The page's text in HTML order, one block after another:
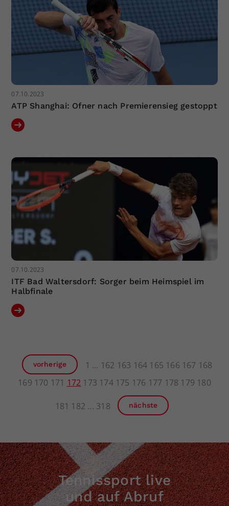
07.10.2023
ATP Shanghai: Ofner nach Premierensieg gestoppt
07.10.2023
ITF Bad Waltersdorf: Sorger beim Heimspiel im
Halbfinale
vorherige 1 162 163 164 165 166 167 168
169 170 171 172 173 174 175 176 177 178 179 180
181 182 318 nächste
Tennissport live
und auf Abruf